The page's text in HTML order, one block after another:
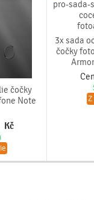
čočky
Note
Kč
3x sada
čočky
Z